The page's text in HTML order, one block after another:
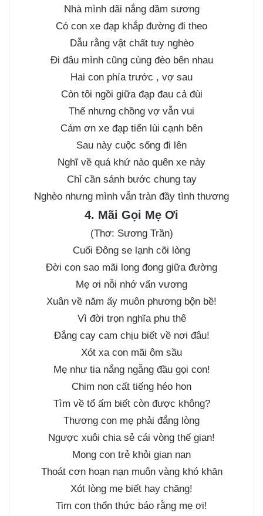
Nhà mình dãi nắng dầm sương
Có con xe đạp khắp đường đi theo
Dẫu rằng vật chất tuy nghèo
Đi đâu mình cũng cùng đèo bên nhau
Hai con phía trước , vợ sau
Còn tôi ngồi giữa đạp đau cả đùi
Thế nhưng chồng vợ vẫn vui
Cám ơn xe đạp tiến lùi cạnh bên
Sau này cuộc sống đi lên
Nghĩ về quá khứ nào quên xe này
Chỉ cần sánh bước chung tay
Nghèo nhưng mình vẫn tràn đầy tình thương
4. Mãi Gọi Mẹ Ơi
(Thơ: Sương Trần)
Cuối Đông se lạnh cõi lòng
Đời con sao mãi long đong giữa đường
Mẹ ơi nỗi nhớ vấn vương
Xuân về năm ấy muôn phương bộn bề!
Vì đời trọn nghĩa phu thê
Đắng cay cam chịu biết về nơi đâu!
Xót xa con mãi ôm sầu
Mẹ như tia nắng ngẫng đầu gọi con!
Chim non cất tiếng héo hon
Tìm về tổ ấm biết còn được không?
Thương con mẹ phải đắng lòng
Ngược xuôi chia sẻ cái vòng thế gian!
Mong con trẻ khỏi gian nan
Thoát cơn hoạn nạn muôn vàng khó khăn
Xót lòng mẹ biết hay chăng!
Tim con thổn thức báo rằng mẹ ơi!